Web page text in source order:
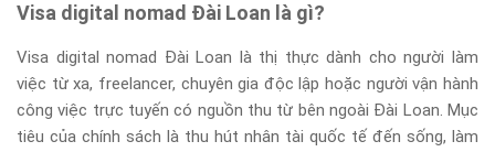
Visa digital nomad Đài Loan là gì?
Visa digital nomad Đài Loan là thị thực dành cho người làm
việc từ xa, freelancer, chuyên gia độc lập hoặc người vận hành
công việc trực tuyến có nguồn thu từ bên ngoài Đài Loan. Mục
tiêu của chính sách là thu hút nhân tài quốc tế đến sống, làm